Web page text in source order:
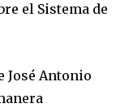
el Sistema de
José Antonio